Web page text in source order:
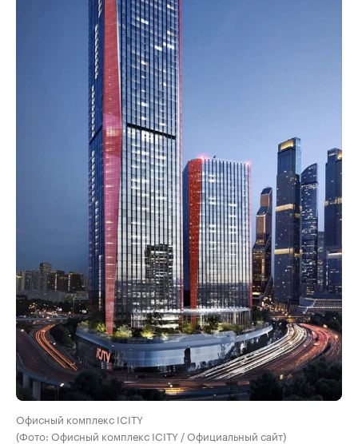
Офисный комплекс ICITY
(Фото: Офисный комплекс ICITY / Официальный сайт)